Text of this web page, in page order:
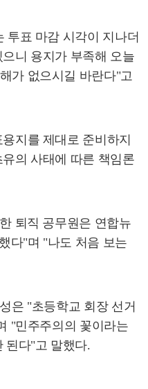
투표 마감 시각이 지나더
니 용지가 부족해 오늘
가 없으시길 바란다"고
지를 제대로 준비하지
의 사태에 따른 책임론
퇴직 공무원은 연합뉴
다"며 "나도 처음 보는
은 "초등학교 회장 선거
"민주주의의 꽃이라는
된다"고 말했다.